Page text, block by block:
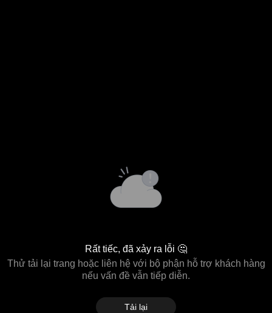
Rất tiếc, đã xảy ra lỗi 🤔
Thử tải lại trang hoặc liên hệ với bộ phận hỗ trợ khách hàng
nếu vấn đề vẫn tiếp diễn.
Tải lại